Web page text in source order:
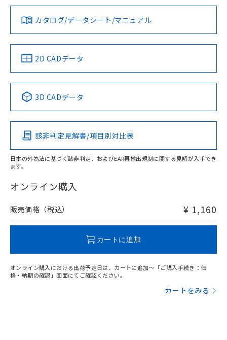
ダウンロードデータをご利用いただく前に、以下を必ずお読
みください。
ソフトウェアの使用条件
対応済み
中国 RoHS 注意事項・凡例
Pb Hg Cd Cr(VI)
O
在庫等で未対応品が混在する可能性があります。
問い合わせください。
LR型式承認
（イギリス
船舶規格）
DNV型式承認
（ノルウェー
BV型式承認
（フランス
KR型式
（韓国
Yes No No No
この製品の規格認証/適合状況ページへ
その他の認証はこちらのページからご検索ください
カタログ/データシート/マニュアル
2D CADデータ
3D CADデータ
該非判定見解書/項目別対比表
日本の外為法に基づく該非判定、およびEAR再輸出規制に関する見解が入手でき
ます。
オンライン購入
販売価格（税込） ¥ 1,160
カートに追加
オンライン購入における出荷予定日は、カートに追加～「ご購入手続き：価
格・納期の確認」画面にてご確認ください。
カートをみる